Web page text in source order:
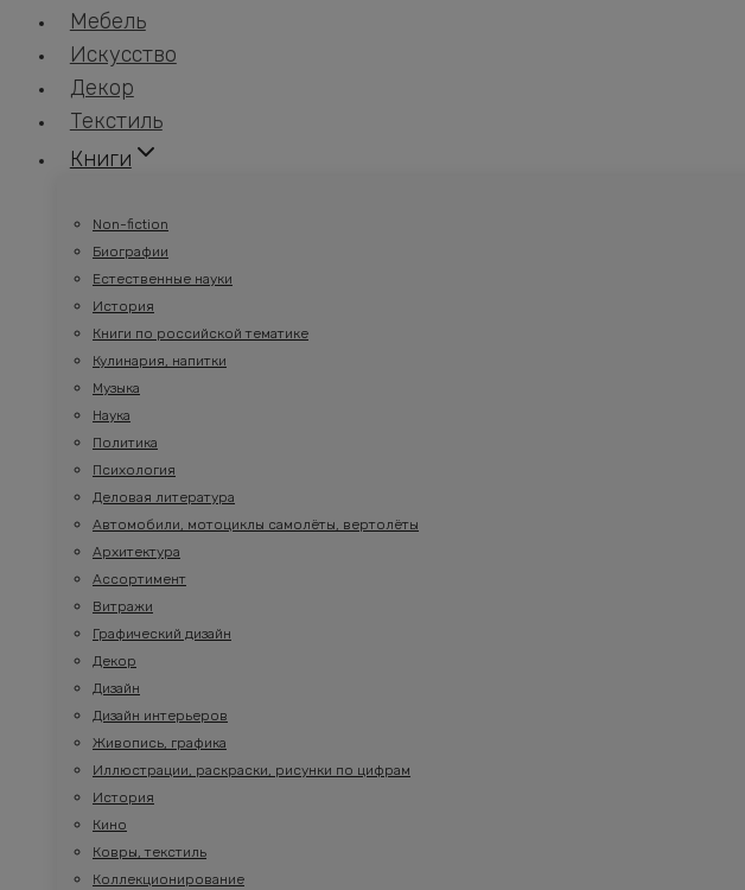
Мебель
Искусство
Декор
Текстиль
Книги
Non-fiction
Биографии
Естественные науки
История
Книги по российской тематике
Кулинария, напитки
Музыка
Наука
Политика
Психология
Деловая литература
Автомобили, мотоциклы самолёты, вертолёты
Архитектура
Ассортимент
Витражи
Графический дизайн
Декор
Дизайн
Дизайн интерьеров
Живопись, графика
Иллюстрации, раскраски, рисунки по цифрам
История
Кино
Ковры, текстиль
Коллекционирование